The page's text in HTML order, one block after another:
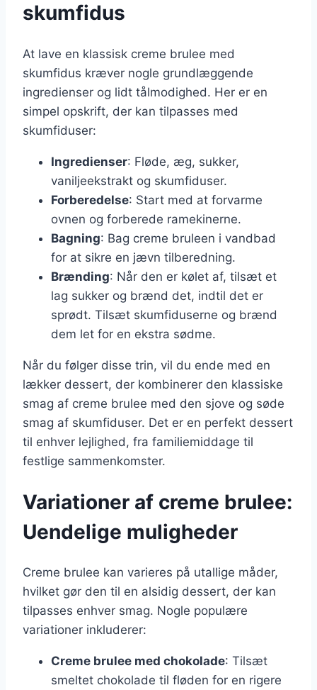
skumfidus
At lave en klassisk creme brulee med
skumfidus kræver nogle grundlæggende
ingredienser og lidt tålmodighed. Her er en
simpel opskrift, der kan tilpasses med
skumfiduser:
Ingredienser: Fløde, æg, sukker,
vaniljeekstrakt og skumfiduser.
Forberedelse: Start med at forvarme
ovnen og forberede ramekinerne.
Bagning: Bag creme bruleen i vandbad
for at sikre en jævn tilberedning.
Brænding: Når den er kølet af, tilsæt et
lag sukker og brænd det, indtil det er
sprødt. Tilsæt skumfiduserne og brænd
dem let for en ekstra sødme.
Når du følger disse trin, vil du ende med en
lækker dessert, der kombinerer den klassiske
smag af creme brulee med den sjove og søde
smag af skumfiduser. Det er en perfekt dessert
til enhver lejlighed, fra familiemiddage til
festlige sammenkomster.
Variationer af creme brulee:
Uendelige muligheder
Creme brulee kan varieres på utallige måder,
hvilket gør den til en alsidig dessert, der kan
tilpasses enhver smag. Nogle populære
variationer inkluderer:
Creme brulee med chokolade: Tilsæt
smeltet chokolade til fløden for en rigere